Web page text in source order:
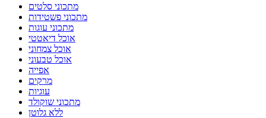
מתכוני סלטים
מתכוני פשטידות
מתכוני עוגות
אוכל דיאטטי
אוכל צמחוני
אוכל טבעוני
אפייה
מרקים
עוגיות
מתכוני שוקולד
ללא גלוטן